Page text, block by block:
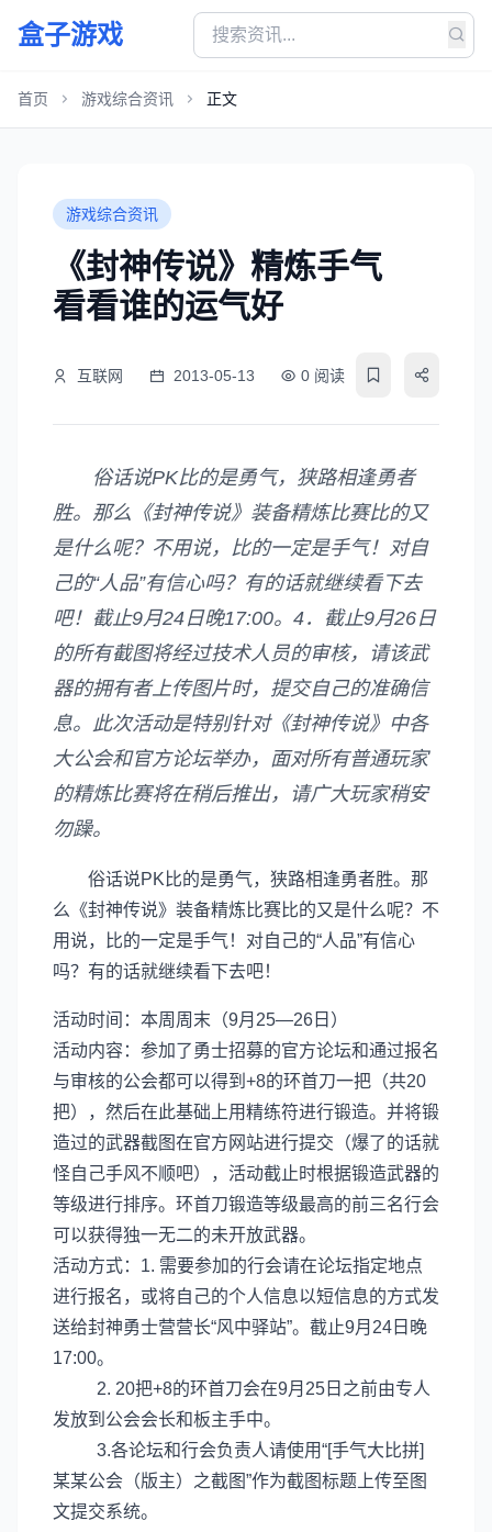
盒子游戏
首页 游戏综合资讯 正文
游戏综合资讯
《封神传说》精炼手气
看看谁的运气好
互联网 2013-05-13 0 阅读
俗话说PK比的是勇气，狭路相逢勇者
胜。那么《封神传说》装备精炼比赛比的又
是什么呢？不用说，比的一定是手气！对自
己的“人品”有信心吗？有的话就继续看下去
吧！截止9月24日晚17:00。4．截止9月26日
的所有截图将经过技术人员的审核，请该武
器的拥有者上传图片时，提交自己的准确信
息。此次活动是特别针对《封神传说》中各
大公会和官方论坛举办，面对所有普通玩家
的精炼比赛将在稍后推出，请广大玩家稍安
勿躁。
俗话说PK比的是勇气，狭路相逢勇者胜。那
么《封神传说》装备精炼比赛比的又是什么呢？不
用说，比的一定是手气！对自己的“人品”有信心
吗？有的话就继续看下去吧！
活动时间：本周周末（9月25—26日）
活动内容：参加了勇士招募的官方论坛和通过报名
与审核的公会都可以得到+8的环首刀一把（共20
把），然后在此基础上用精练符进行锻造。并将锻
造过的武器截图在官方网站进行提交（爆了的话就
怪自己手风不顺吧），活动截止时根据锻造武器的
等级进行排序。环首刀锻造等级最高的前三名行会
可以获得独一无二的未开放武器。
活动方式：1. 需要参加的行会请在论坛指定地点
进行报名，或将自己的个人信息以短信息的方式发
送给封神勇士营营长“风中驿站”。截止9月24日晚
17:00。
2. 20把+8的环首刀会在9月25日之前由专人
发放到公会会长和板主手中。
3.各论坛和行会负责人请使用“[手气大比拼]
某某公会（版主）之截图”作为截图标题上传至图
文提交系统。